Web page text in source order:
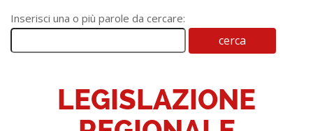
Inserisci una o più parole da cercare:
LEGISLAZIONE